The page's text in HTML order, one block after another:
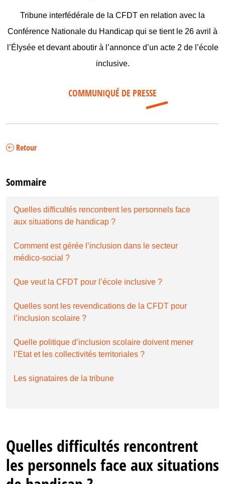
Tribune interfédérale de la CFDT en relation avec la
Conférence Nationale du Handicap qui se tient le 26 avril à
l’Élysée et devant aboutir à l’annonce d’un acte 2 de l’école
inclusive.
COMMUNIQUÉ DE PRESSE
Retour
Sommaire
Quelles difficultés rencontrent les personnels face
aux situations de handicap ?
Comment est gérée l’inclusion dans le secteur
médico-social ?
Que veut la CFDT pour l’école inclusive ?
Quelles sont les revendications de la CFDT pour
l’inclusion scolaire ?
Quelle politique d’inclusion scolaire doivent mener
l’Etat et les collectivités territoriales ?
Les signataires de la tribune
Quelles difficultés rencontrent
les personnels face aux situations